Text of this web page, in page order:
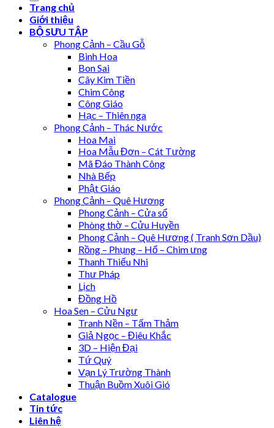
Trang chủ
Giới thiệu
BỘ SƯU TẬP
Phong Cảnh – Cầu Gỗ
Bình Hoa
Bon Sai
Cây Kim Tiền
Chim Công
Công Giáo
Hạc – Thiên nga
Phong Cảnh – Thác Nước
Hoa Mai
Hoa Mẫu Đơn – Cát Tường
Mã Đáo Thành Công
Nhà Bếp
Phật Giáo
Phong Cảnh – Quê Hương
Phong Cảnh – Cửa sổ
Phòng thờ – Cửu Huyền
Phong Cảnh – Quê Hương ( Tranh Sơn Dầu)
Rồng – Phụng – Hổ – Chim ưng
Thanh Thiếu Nhi
Thư Pháp
Lịch
Đồng Hồ
Hoa Sen – Cửu Ngư
Tranh Nền – Tấm Thảm
Giả Ngọc – Điêu Khắc
3D – Hiện Đại
Tứ Quý
Vạn Lý Trường Thành
Thuận Buồm Xuôi Gió
Catalogue
Tin tức
Liên hệ